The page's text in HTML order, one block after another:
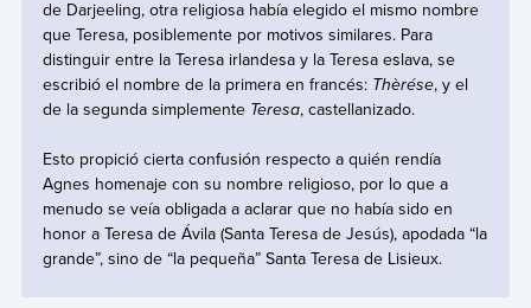
de Darjeeling, otra religiosa había elegido el mismo nombre
que Teresa, posiblemente por motivos similares. Para
distinguir entre la Teresa irlandesa y la Teresa eslava, se
escribió el nombre de la primera en francés: Thèrése, y el
de la segunda simplemente Teresa, castellanizado.
Esto propició cierta confusión respecto a quién rendía
Agnes homenaje con su nombre religioso, por lo que a
menudo se veía obligada a aclarar que no había sido en
honor a Teresa de Ávila (Santa Teresa de Jesús), apodada “la
grande”, sino de “la pequeña” Santa Teresa de Lisieux.